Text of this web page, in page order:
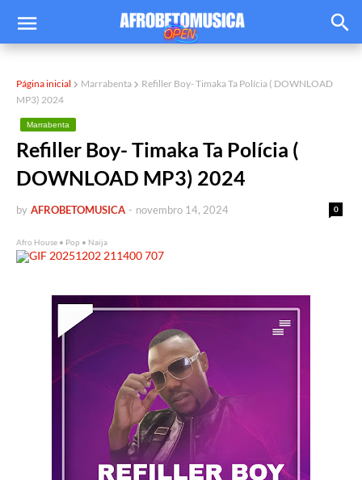
Página inicial Marrabenta
Refiller Boy- Timaka Ta Polícia ( DOWNLOAD
MP3) 2024
Marrabenta
Refiller Boy- Timaka Ta Polícia (
DOWNLOAD MP3) 2024
by AFROBETOMUSICA 0
- novembro 14, 2024
Afro House • Pop • Naija